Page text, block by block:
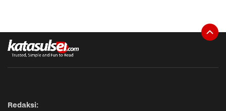
Redaksi: